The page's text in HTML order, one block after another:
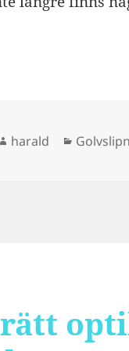
Författare
harald